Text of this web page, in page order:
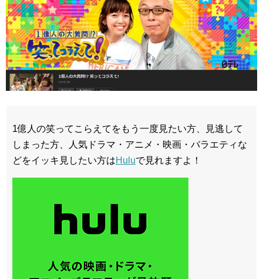
1億人の笑ってこらえてをもう一度見たい方、見逃して
しまった方、人気ドラマ・アニメ・映画・バラエティな
どをイッキ見したい方はHuluで見れますよ！